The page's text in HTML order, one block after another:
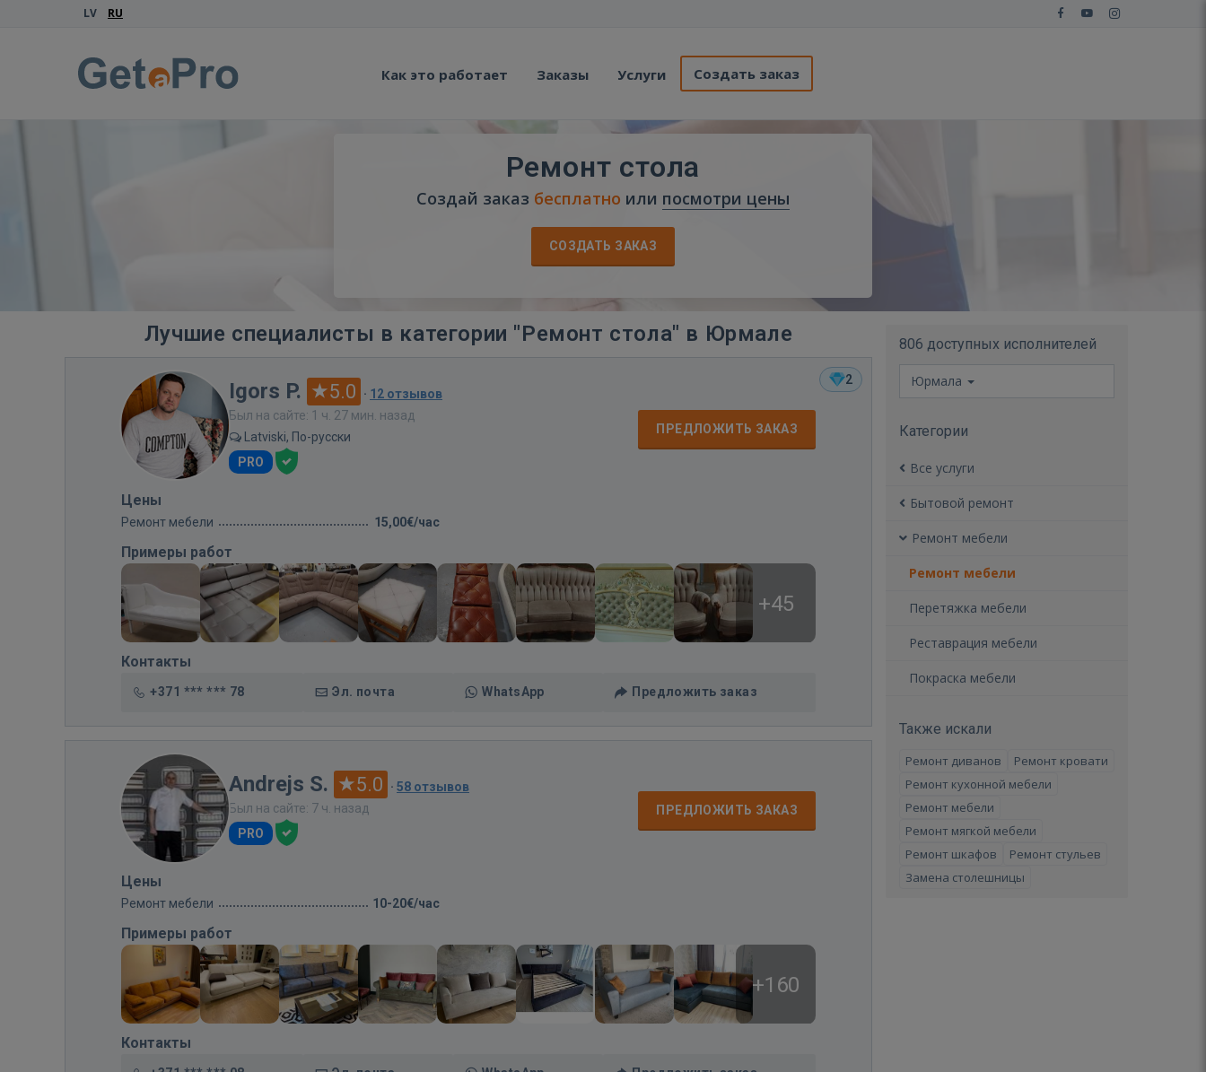
LV RU
Как это работает Заказы Услуги Создать заказ
Ремонт стола
Создай заказ бесплатно или посмотри цены
СОЗДАТЬ ЗАКАЗ
Лучшие специалисты в категории "Ремонт стола" в Юрмале
2
Igors P. 5.0 · 12 отзывов
Был на сайте: 1 ч. 27 мин. назад
Latviski, По-русски
PRO
ПРЕДЛОЖИТЬ ЗАКАЗ
Цены
Ремонт мебели 15,00€/час
Примеры работ
+45
Контакты
+371 *** *** 78 Эл. почта WhatsApp Предложить заказ
Andrejs S. 5.0 · 58 отзывов
Был на сайте: 7 ч. назад
PRO
ПРЕДЛОЖИТЬ ЗАКАЗ
Цены
Ремонт мебели 10-20€/час
Примеры работ
+160
Контакты
806 доступных исполнителей
Юрмала
Категории
Все услуги
Бытовой ремонт
Ремонт мебели
Ремонт мебели
Перетяжка мебели
Реставрация мебели
Покраска мебели
Также искали
Ремонт диванов
Ремонт кровати
Ремонт кухонной мебели
Ремонт мебели
Ремонт мягкой мебели
Ремонт шкафов
Ремонт стульев
Замена столешницы